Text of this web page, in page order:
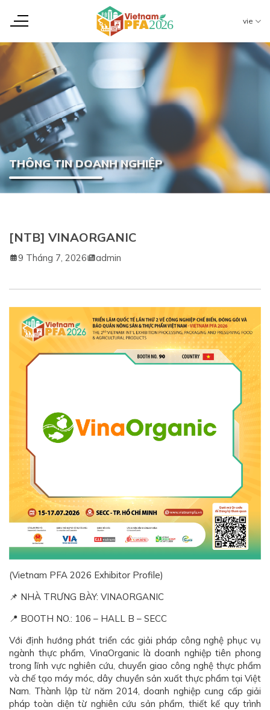
đến
dung
vie
THÔNG TIN DOANH NGHIỆP
[NTB] VINAORGANIC
9 Tháng 7, 2026 admin
(Vietnam PFA 2026 Exhibitor Profile)
📌 NHÀ TRƯNG BÀY: VINAORGANIC
📍 BOOTH NO.: 106 – HALL B – SECC
Với định hướng phát triển các giải pháp công nghệ phục vụ
ngành thực phẩm, VinaOrganic là doanh nghiệp tiên phong
trong lĩnh vực nghiên cứu, chuyển giao công nghệ thực phẩm
và chế tạo máy móc, dây chuyền sản xuất thực phẩm tại Việt
Nam. Thành lập từ năm 2014, doanh nghiệp cung cấp giải
pháp toàn diện từ nghiên cứu sản phẩm, thiết kế quy trình